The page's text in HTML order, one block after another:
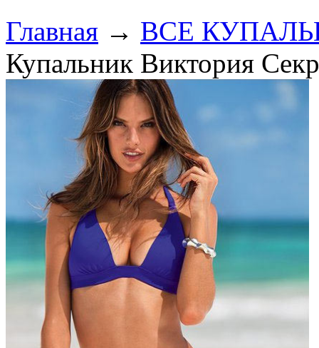
Главная → ВСЕ
Купальник Виктория